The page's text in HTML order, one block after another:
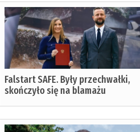
Falstart SAFE. Były przechwałki,
skończyło się na blamażu